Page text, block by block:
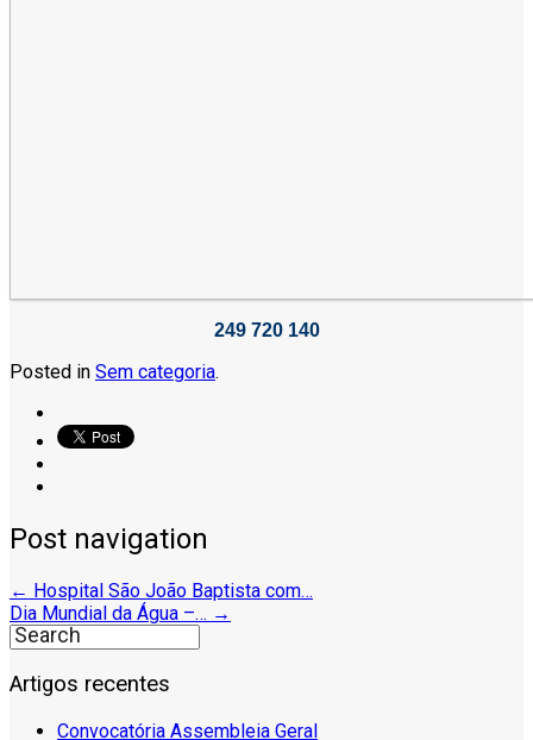
249 720 140
Posted in Sem categoria.
Post navigation
← Hospital São João Baptista com…
Dia Mundial da Água –… →
Artigos recentes
Convocatória Assembleia Geral